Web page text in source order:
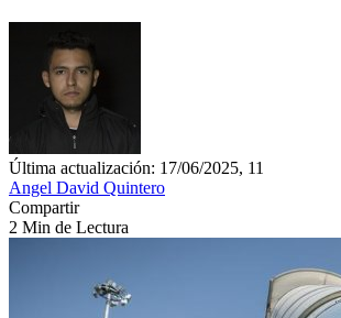
Última actualización: 17/06/2025, 11
Angel David Quintero
Compartir
2 Min de Lectura